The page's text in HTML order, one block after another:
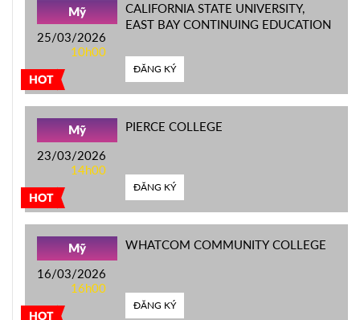
HOT
Mỹ
25/03/2026
10h00
CALIFORNIA STATE UNIVERSITY,
EAST BAY CONTINUING EDUCATION
ĐĂNG KÝ
HOT
Mỹ
23/03/2026
14h00
PIERCE COLLEGE
ĐĂNG KÝ
HOT
Mỹ
16/03/2026
16h00
WHATCOM COMMUNITY COLLEGE
ĐĂNG KÝ